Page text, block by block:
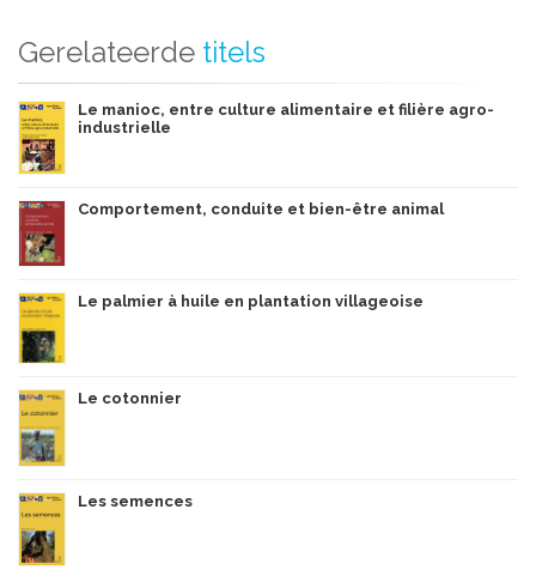
Gerelateerde titels
Le manioc, entre culture alimentaire et filière agro-
industrielle
Comportement, conduite et bien-être animal
Le palmier à huile en plantation villageoise
Le cotonnier
Les semences